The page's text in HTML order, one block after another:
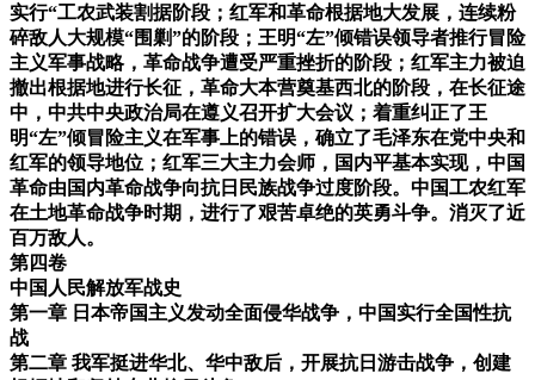
实行“工农武装割据阶段；红军和革命根据地大发展，连续粉
碎敌人大规模“围剿”的阶段；王明“左”倾错误领导者推行冒险
主义军事战略，革命战争遭受严重挫折的阶段；红军主力被迫
撤出根据地进行长征，革命大本营奠基西北的阶段，在长征途
中，中共中央政治局在遵义召开扩大会议；着重纠正了王
明“左”倾冒险主义在军事上的错误，确立了毛泽东在党中央和
红军的领导地位；红军三大主力会师，国内平基本实现，中国
革命由国内革命战争向抗日民族战争过度阶段。中国工农红军
在土地革命战争时期，进行了艰苦卓绝的英勇斗争。消灭了近
百万敌人。
第四卷
中国人民解放军战史
第一章 日本帝国主义发动全面侵华战争，中国实行全国性抗
战
第二章 我军挺进华北、华中敌后，开展抗日游击战争，创建